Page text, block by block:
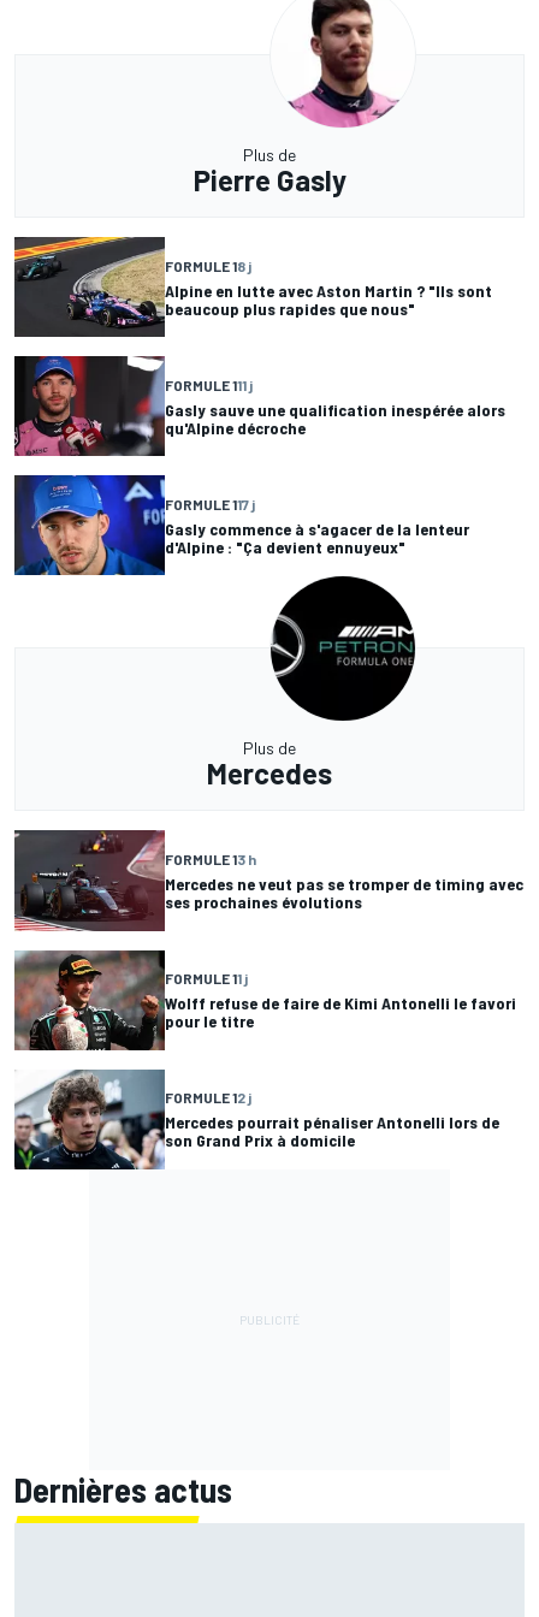
Plus de
Pierre Gasly
FORMULE 18 j
Alpine en lutte avec Aston Martin ? "Ils sont
beaucoup plus rapides que nous"
FORMULE 111 j
Gasly sauve une qualification inespérée alors
qu'Alpine décroche
FORMULE 117 j
Gasly commence à s'agacer de la lenteur
d'Alpine : "Ça devient ennuyeux"
Plus de
Mercedes
FORMULE 13 h
Mercedes ne veut pas se tromper de timing avec
ses prochaines évolutions
FORMULE 11 j
Wolff refuse de faire de Kimi Antonelli le favori
pour le titre
FORMULE 12 j
Mercedes pourrait pénaliser Antonelli lors de
son Grand Prix à domicile
Dernières actus